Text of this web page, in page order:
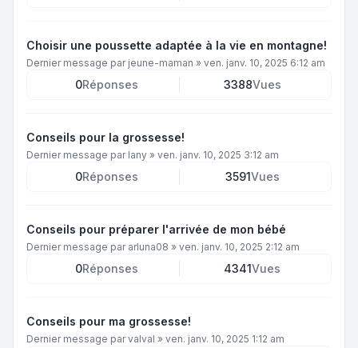
Choisir une poussette adaptée à la vie en montagne!
Dernier message par jeune-maman » ven. janv. 10, 2025 6:12 am
0Réponses 3388Vues
Conseils pour la grossesse!
Dernier message par lany » ven. janv. 10, 2025 3:12 am
0Réponses 3591Vues
Conseils pour préparer l'arrivée de mon bébé
Dernier message par arluna08 » ven. janv. 10, 2025 2:12 am
0Réponses 4341Vues
Conseils pour ma grossesse!
Dernier message parvalval » ven. janv. 10, 2025 1:12 am